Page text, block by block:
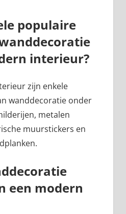
populaire
interieur?
zijn enkele
wanddecoratie onder
metalen
muurstickers en
een modern